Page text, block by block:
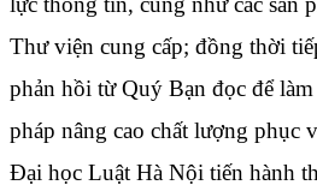
Thư viện cung cấp; đồng thời
phản hồi từ Quý Bạn đọc để
pháp nâng cao chất lượng phục
Đại học Luật Hà Nội tiến hành